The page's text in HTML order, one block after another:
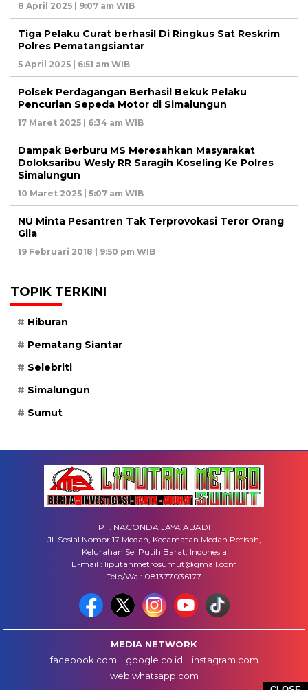
8 April 2025 | 9:07 am WIB
Tiga Pelaku Curat berhasil Di Ringkus Sat Reskrim
Polres Pematangsiantar
5 April 2025 | 6:51 am WIB
Polsek Perdagangan Berhasil Bekuk Pelaku
Pencurian Sepeda Motor di Simalungun
17 Maret 2025 | 6:34 am WIB
Dampak Berburu MS Meresahkan Masyarakat
Doloksaribu Wesly RR Saragih Koseling Ke Polres
Simalungun
10 Maret 2025 | 5:07 am WIB
NU Minta Pesantren Tak Terprovokasi Teror Orang
Gila
19 Februari 2018 | 9:50 pm WIB
TOPIK TERKINI
Hiburan
Pematang Siantar
Selebriti
Simalungun
Sumut
PT. NACONDA JAYA ABADI
Jl. Sosial Nomor 17 Medan, Kecamatan Medan Petisah,
Kelurahan Sei Putih Barat, Indonesia
E-mail : liputanmetrosumut@gmail.com
Telp/Wa : 081377036177
MEDIA NETWORK
facebook.com
google.co.id
instagram.com
web.whatsapp.com